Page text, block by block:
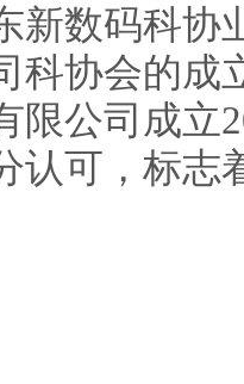
新数码科协
科协会的成
限公司成立
认可，标志